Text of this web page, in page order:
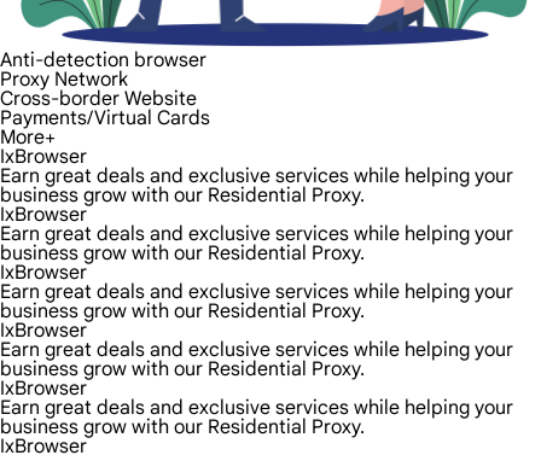
Anti-detection browser
Proxy Network
Cross-border Website
Payments/Virtual Cards
More+
IxBrowser
Earn great deals and exclusive services while helping your
business grow with our Residential Proxy.
IxBrowser
Earn great deals and exclusive services while helping your
business grow with our Residential Proxy.
IxBrowser
Earn great deals and exclusive services while helping your
business grow with our Residential Proxy.
IxBrowser
Earn great deals and exclusive services while helping your
business grow with our Residential Proxy.
IxBrowser
Earn great deals and exclusive services while helping your
business grow with our Residential Proxy.
IxBrowser